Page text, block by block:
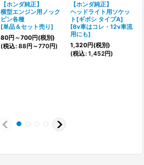
【ホンダ純正】
横型エンジン用ノック
ピン各種
[単品＆セット売り]
80円 ～700円(税別)
(税込: 88円 ～770円)
【ホンダ純正】
ヘッドライト用ソケッ
ト[ギボシ タイプA]
[6v車はコレ・12v車流
用にも]
1,320円(税別)
(税込: 1,452円)